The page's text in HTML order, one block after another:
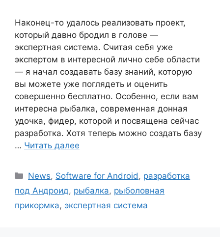
Наконец-то удалось реализовать проект,
который давно бродил в голове —
экспертная система. Считая себя уже
экспертом в интересной лично себе области
— я начал создавать базу знаний, которую
вы можете уже поглядеть и оценить
совершенно бесплатно. Особенно, если вам
интересна рыбалка, современная донная
удочка, фидер, которой и посвящена сейчас
разработка. Хотя теперь можно создать базу
… Читать далее
Рубрики
News, Software for Android , разработка
под Андроид, рыбалка, рыболовная
прикормка, экспертная система